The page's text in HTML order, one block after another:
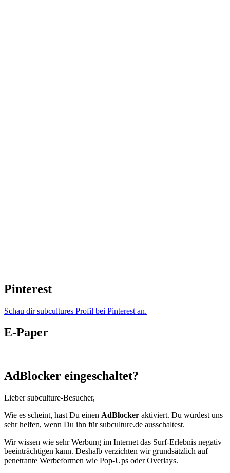
Pinterest
Schau dir subcultures Profil bei Pinterest an.
E-Paper
AdBlocker eingeschaltet?
Lieber subculture-Besucher,
Wie es scheint, hast Du einen AdBlocker aktiviert. Du würdest uns
sehr helfen, wenn Du ihn für subculture.de ausschaltest.
Wir wissen wie sehr Werbung im Internet das Surf-Erlebnis negativ
beeinträchtigen kann. Deshalb verzichten wir grundsätzlich auf
penetrante Werbeformen wie Pop-Ups oder Overlays.